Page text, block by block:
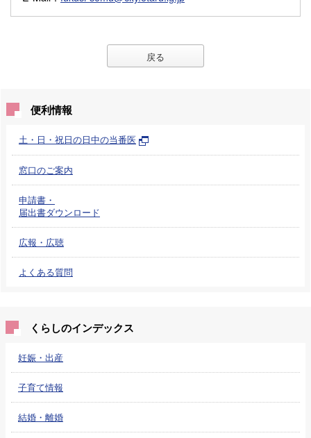
戻る
便利情報
土・日・祝日の日中の当番医
窓口のご案内
申請書・
届出書ダウンロード
広報・広聴
よくある質問
くらしのインデックス
妊娠・出産
子育て情報
結婚・離婚